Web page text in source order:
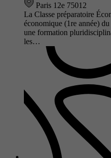
Paris 12e 75012
La Classe préparatoire
économique (1re année)
une formation
les…